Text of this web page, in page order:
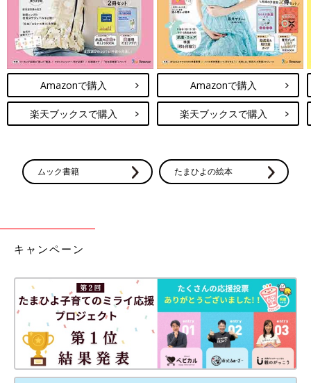
Amazonで購入
楽天ブックスで購入
Amazonで購入
楽天ブックスで購入
ムック書籍 たまひよの絵本
キャンペーン